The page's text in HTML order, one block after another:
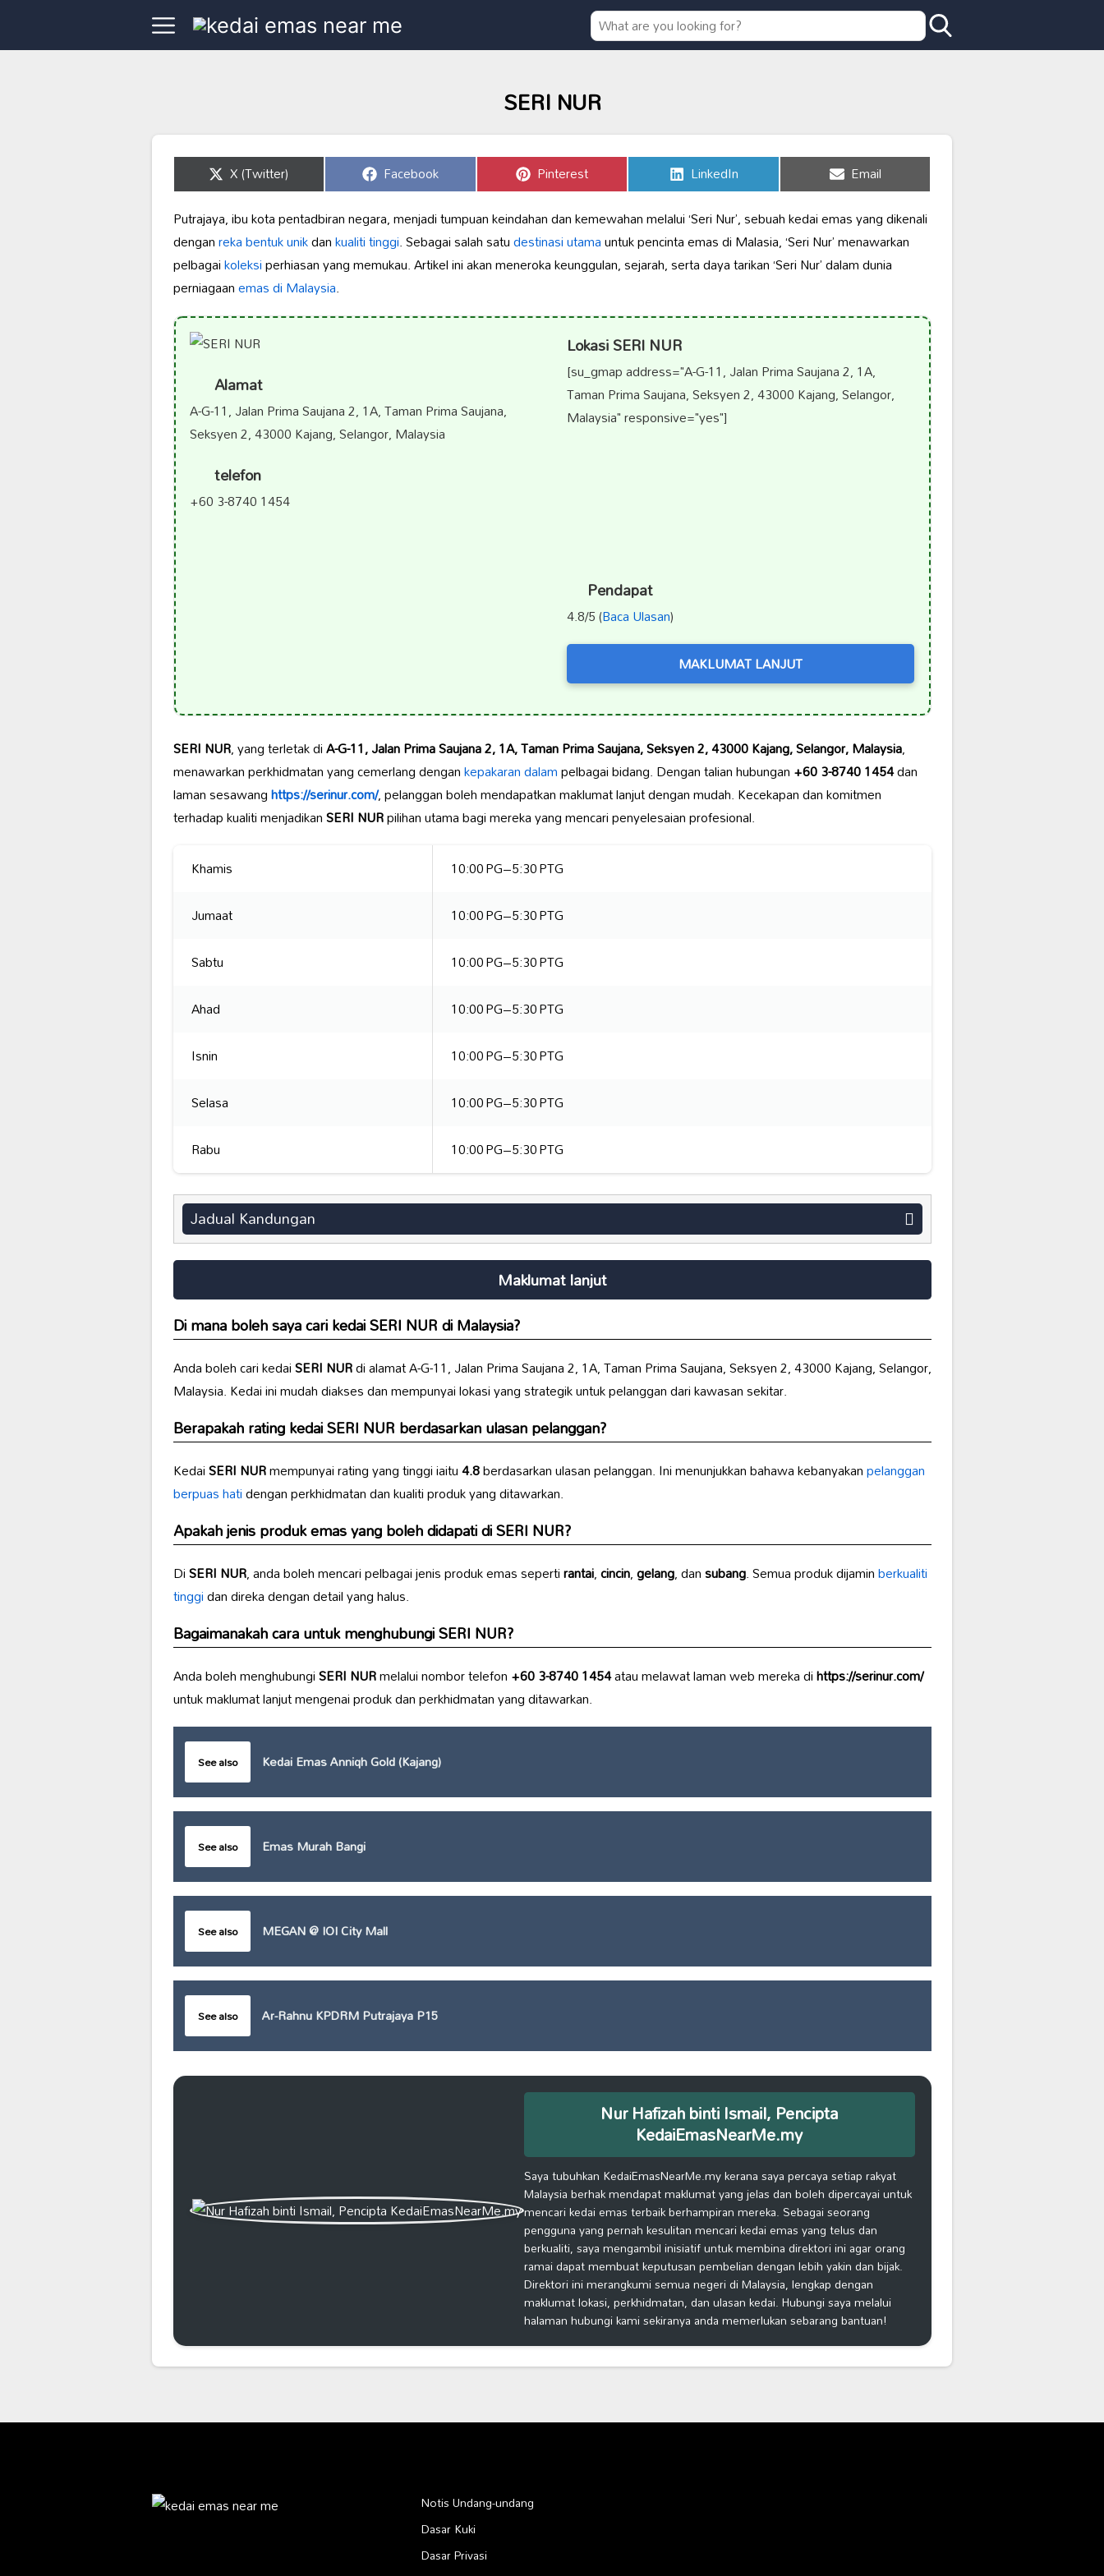
SERI NUR
Share
on
X (Twitter) Share
on
Facebook Share
on
Pinterest Share
on
LinkedIn Share
on
Email
Putrajaya, ibu kota pentadbiran negara, menjadi tumpuan keindahan dan kemewahan melalui ‘Seri Nur’, sebuah kedai emas yang dikenali
denganreka bentuk unikdankualiti tinggi. Sebagai salah satudestinasi utamauntuk pencinta emas di Malasia, ‘Seri Nur’ menawarkan
pelbagaikoleksiperhiasan yang memukau. Artikel ini akan meneroka keunggulan, sejarah, serta daya tarikan ‘Seri Nur’ dalam dunia
perniagaanemas di Malaysia.
Alamat
A-G-11, Jalan Prima Saujana 2, 1A, Taman Prima Saujana,
Seksyen 2, 43000 Kajang, Selangor, Malaysia
telefon
+60 3-8740 1454
Lokasi SERI NUR
[su_gmap address="A-G-11, Jalan Prima Saujana 2, 1A,
Taman Prima Saujana, Seksyen 2, 43000 Kajang, Selangor,
Malaysia" responsive="yes"]
Pendapat
4.8/5 (Baca Ulasan)
MAKLUMAT LANJUT
SERI NUR, yang terletak diA-G-11, Jalan Prima Saujana 2, 1A, Taman Prima Saujana, Seksyen 2, 43000 Kajang, Selangor, Malaysia,
menawarkan perkhidmatan yang cemerlang dengankepakaran dalampelbagai bidang. Dengan talian hubungan+60 3-8740 1454dan
laman sesawanghttps://serinur.com/, pelanggan boleh mendapatkan maklumat lanjut dengan mudah. Kecekapan dan komitmen
terhadap kualiti menjadikanSERI NURpilihan utama bagi mereka yang mencari penyelesaian profesional.
Khamis
10:00 PG–5:30 PTG
Jumaat
10:00 PG–5:30 PTG
Sabtu
10:00 PG–5:30 PTG
Ahad
10:00 PG–5:30 PTG
Isnin
10:00 PG–5:30 PTG
Selasa
10:00 PG–5:30 PTG
Rabu
10:00 PG–5:30 PTG
Jadual Kandungan
Maklumat lanjut
Di mana boleh saya cari kedaiSERI NURdi Malaysia?
Anda boleh cari kedaiSERI NURdi alamat A-G-11, Jalan Prima Saujana 2, 1A, Taman Prima Saujana, Seksyen 2, 43000 Kajang, Selangor,
Malaysia. Kedai ini mudah diakses dan mempunyai lokasi yang strategik untuk pelanggan dari kawasan sekitar.
Berapakah rating kedaiSERI NURberdasarkan ulasan pelanggan?
KedaiSERI NURmempunyai rating yang tinggi iaitu4.8berdasarkan ulasan pelanggan. Ini menunjukkan bahawa kebanyakanpelanggan
berpuas hatidengan perkhidmatan dan kualiti produk yang ditawarkan.
Apakah jenis produk emas yang boleh didapati diSERI NUR?
DiSERI NUR, anda boleh mencari pelbagai jenis produk emas sepertirantai,cincin,gelang, dansubang. Semua produk dijaminberkualiti
tinggidan direka dengan detail yang halus.
Bagaimanakah cara untuk menghubungiSERI NUR?
Anda boleh menghubungiSERI NURmelalui nombor telefon+60 3-8740 1454atau melawat laman web mereka dihttps://serinur.com/
untuk maklumat lanjut mengenai produk dan perkhidmatan yang ditawarkan.
See also Kedai Emas Anniqh Gold (Kajang)
See also Emas Murah Bangi
See also MEGAN @ IOI City Mall
See also Ar-Rahnu KPDRM Putrajaya P15
Nur Hafizah binti Ismail, Pencipta
KedaiEmasNearMe.my
Saya tubuhkan KedaiEmasNearMe.my kerana saya percaya setiap rakyat
Malaysia berhak mendapat maklumat yang jelas dan boleh dipercayai untuk
mencari kedai emas terbaik berhampiran mereka. Sebagai seorang
pengguna yang pernah kesulitan mencari kedai emas yang telus dan
berkualiti, saya mengambil inisiatif untuk membina direktori ini agar orang
ramai dapat membuat keputusan pembelian dengan lebih yakin dan bijak.
Direktori ini merangkumi semua negeri di Malaysia, lengkap dengan
maklumat lokasi, perkhidmatan, dan ulasan kedai. Hubungi saya melalui
halaman hubungi kami sekiranya anda memerlukan sebarang bantuan!
Notis Undang-undang
Dasar Kuki
Dasar Privasi